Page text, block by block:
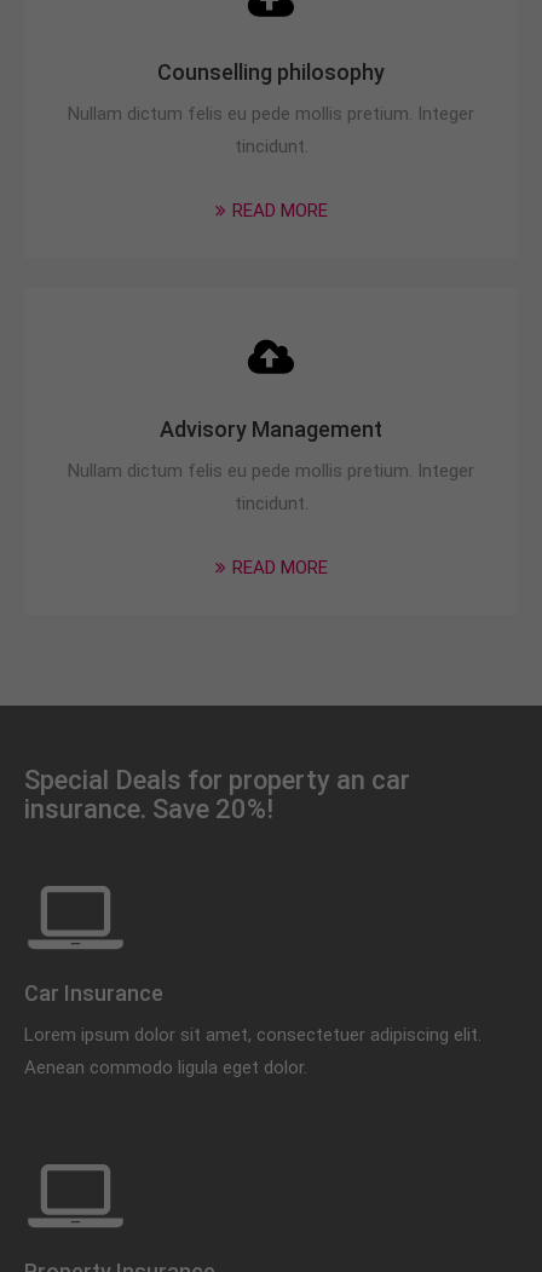
Counselling philosophy
Nullam dictum felis eu pede mollis pretium. Integer
tincidunt.
READ MORE
Advisory Management
Nullam dictum felis eu pede mollis pretium. Integer
tincidunt.
READ MORE
Special Deals for property an car
insurance. Save 20%!
Car Insurance
Lorem ipsum dolor sit amet, consectetuer adipiscing elit.
Aenean commodo ligula eget dolor.